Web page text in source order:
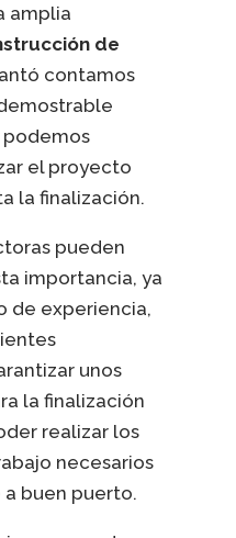
amplia
de
contamos
podemos
el proyecto
la finalización.
pueden
importancia, ya
de experiencia,
unos
la finalización
realizar los
necesarios
buen puerto.